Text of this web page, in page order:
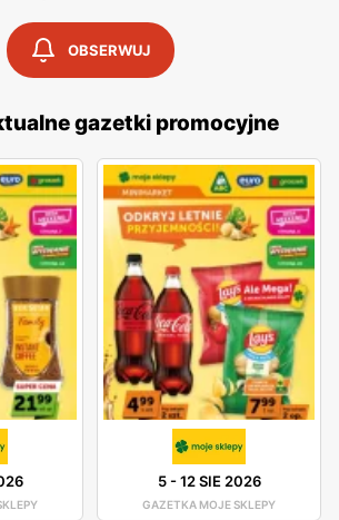
OBSERWUJ
gazetki promocyjne
5-12 SIE 2026
GAZETKA MOJE SKLEPY